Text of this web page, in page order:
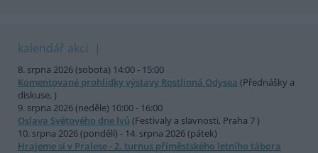
kalendář akcí
8. srpna 2026 (sobota) 14:00 - 15:00
Komentované prohlídky výstavy Rostlinná Odysea (Přednášky a
diskuse, )
9. srpna 2026 (neděle) 10:00 - 16:00
Oslava Světového dne lvů (Festivaly a slavnosti, Praha 7 )
10. srpna 2026 (pondělí) - 14. srpna 2026 (pátek)
Hrajeme si v Pralese - 2. turnus příměstského letního tábora